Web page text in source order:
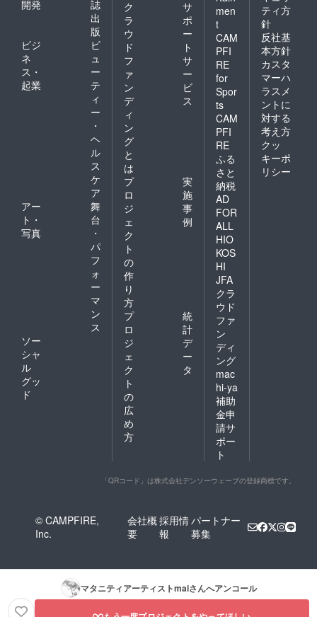
開発
誌
出
版
ビジ
ネ
ス・
起業
ビ
ュ
ー
テ
ィ
ー
・
ヘ
ル
ス
ケ
ア
アー
ト・
写真
舞
台
・
パ
フ
ォ
ー
マ
ン
ス
ソー
シャ
ル
グッ
ド
ク
ラ
ウ
ド
フ
ァ
ン
デ
ィ
ン
グ
と
は
サ
ポ
ー
ト
サ
ー
ビ
ス
プ
ロ
ジ
ェ
ク
ト
の
作
り
方
実
施
事
例
プ
ロ
ジ
ェ
ク
ト
の
広
め
方
統
計
デ
ー
タ
men
t
CAM
PFI
RE
for
Spor
ts
CAM
PFI
RE
ふる
さと
納税
AD
FOR
ALL
HIO
KOS
HI
JFA
クラ
ウド
ファ
ン
ディ
ング
mac
hi-ya
補助
金申
請サ
ポー
ト
ティ方
針
反社基
本方針
カスタ
マーハ
ラスメ
ントに
対する
考え方
クッ
キーポ
リシー
「QRコード」は株式会社デンソーウェーブの登録商標です。
© CAMPFIRE,
Inc.
会社概
要
採用情
報
パートナー
募集
マタニティアーティストmaiさんへアンコール